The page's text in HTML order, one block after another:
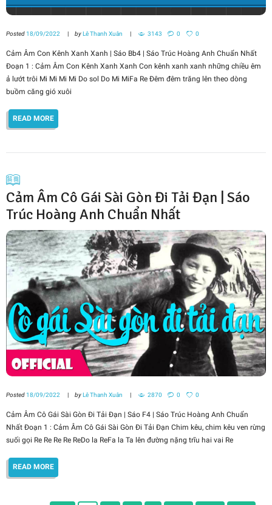
Posted 18/09/2022 byLê Thanh Xuân 3143 0 0
Cảm Âm Con Kênh Xanh Xanh | Sáo Bb4 | Sáo Trúc Hoàng Anh Chuẩn Nhất
Đoạn 1 : Cảm Âm Con Kênh Xanh Xanh Con kênh xanh xanh những chiều êm
ả lướt trôi Mi Mi Mi Mi Do sol Do Mi MiFa Re Đêm đêm trăng lên theo dòng
buồm căng gió xuôi
READ MORE
Cảm Âm Cô Gái Sài Gòn Đi Tải Đạn | Sáo
Trúc Hoàng Anh Chuẩn Nhất
Posted 18/09/2022 byLê Thanh Xuân 2870 0 0
Cảm Âm Cô Gái Sài Gòn Đi Tải Đạn | Sáo F4 | Sáo Trúc Hoàng Anh Chuẩn
Nhất Đoạn 1 : Cảm Âm Cô Gái Sài Gòn Đi Tải Đạn Chim kêu, chim kêu ven rừng
suối gọi Re Re Re Re ReDo la ReFa la Ta lên đường nặng trĩu hai vai Re
READ MORE